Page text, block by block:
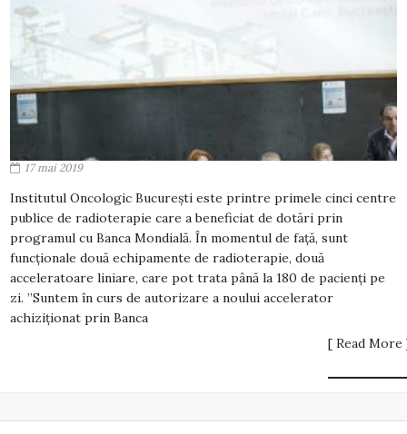
17 mai 2019
Institutul Oncologic București este printre primele cinci centre
publice de radioterapie care a beneficiat de dotări prin
programul cu Banca Mondială. În momentul de față, sunt
funcționale două echipamente de radioterapie, două
acceleratoare liniare, care pot trata până la 180 de pacienți pe
zi. ”Suntem în curs de autorizare a noului accelerator
achiziționat prin Banca
[ Read More